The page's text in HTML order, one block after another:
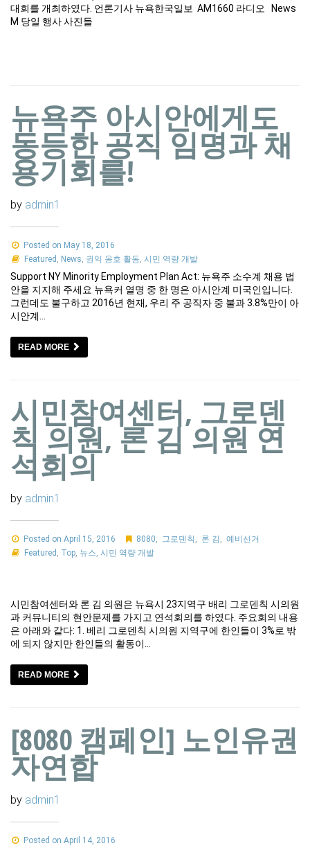
대회를 개최하였다. 언론기사 뉴욕한국일보 AM1660 라디오 News
M 당일 행사 사진들
뉴욕주 아시안에게도
동등한 공직 임명과 채
용기회를!
by admin1
Posted on May 18, 2016
Featured , News, 권익 옹호 활동, 시민 역량 개발
Support NY Minority Employment Plan Act: 뉴욕주 소수계 채용 법
안을 지지해 주세요 뉴욕커 열명 중 한 명은 아시안계 미국인입니다.
그런데도 불구하고 2016년 현재, 우리 주 공직자 중 불과 3.8%만이 아
시안계…
READ MORE
시민참여센터, 그로덴
칙 의원, 론 김 의원 연
석회의
by admin1
Posted on April 15, 2016 8080, 그로덴칙 , 론 김 ,예비선거
Featured , Top, 뉴스, 시민 역량 개발
시민참여센터와 론 김 의원은 뉴욕시 23지역구 배리 그로덴칙 시의원
과 커뮤니티의 현안문제를 가지고 연석회의를 하였다. 주요회의 내용
은 아래와 같다: 1. 베리 그로덴칙 시의원 지역구에 한인들이 3%로 밖
에 되지 않지만 한인들의 활동이…
READ MORE
[8080 캠페인] 노인유권
자연합
by admin1
Posted on April 14, 2016